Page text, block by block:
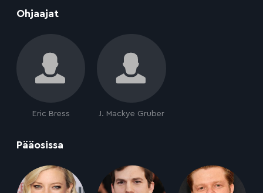
Ohjaajat
Eric Bress J. Mackye Gruber
Pääosissa